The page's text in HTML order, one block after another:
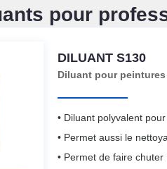
pour
DILUANT S130
Diluant pour
• Diluant polyvalent
• Permet aussi le
• Permet de faire